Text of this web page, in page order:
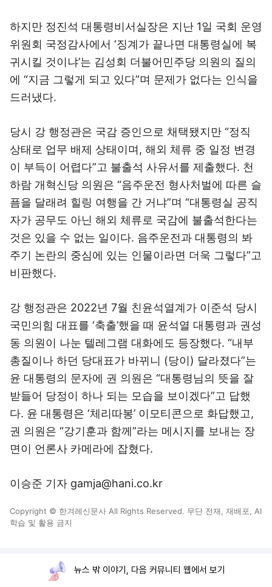
하지만 정진석 대통령비서실장은 지난 1일 국회 운영
위원회 국정감사에서 ‘징계가 끝나면 대통령실에 복
귀시킬 것이냐’는 김성회 더불어민주당 의원의 질의
에 “지금 그렇게 되고 있다”며 문제가 없다는 인식을
드러냈다.
당시 강 행정관은 국감 증인으로 채택됐지만 “정직
상태로 업무 배제 상태이며, 해외 체류 중 일정 변경
이 부득이 어렵다”고 불출석 사유서를 제출했다. 천
하람 개혁신당 의원은 “음주운전 형사처벌에 따른 슬
픔을 달래려 힐링 여행을 간 거냐”며 “대통령실 공직
자가 공무도 아닌 해외 체류로 국감에 불출석한다는
것은 있을 수 없는 일이다. 음주운전과 대통령의 봐
주기 논란의 중심에 있는 인물이라면 더욱 그렇다”고
비판했다.
강 행정관은 2022년 7월 친윤석열계가 이준석 당시
국민의힘 대표를 ‘축출’했을 때 윤석열 대통령과 권성
동 의원이 나눈 텔레그램 대화에도 등장했다. “내부
총질이나 하던 당대표가 바뀌니 (당이) 달라졌다”는
윤 대통령의 문자에 권 의원은 “대통령님의 뜻을 잘
받들어 당정이 하나 되는 모습을 보이겠다”고 답했
다. 윤 대통령은 ‘체리따봉’ 이모티콘으로 화답했고,
권 의원은 “강기훈과 함께”라는 메시지를 보내는 장
면이 언론사 카메라에 잡혔다.
이승준 기자 gamja@hani.co.kr
Copyright © 한겨레신문사 All Rights Reserved. 무단 전재, 재배포, AI
학습 및 활용 금지
뉴스 밖 이야기, 다음 커뮤니티 웹에서 보기